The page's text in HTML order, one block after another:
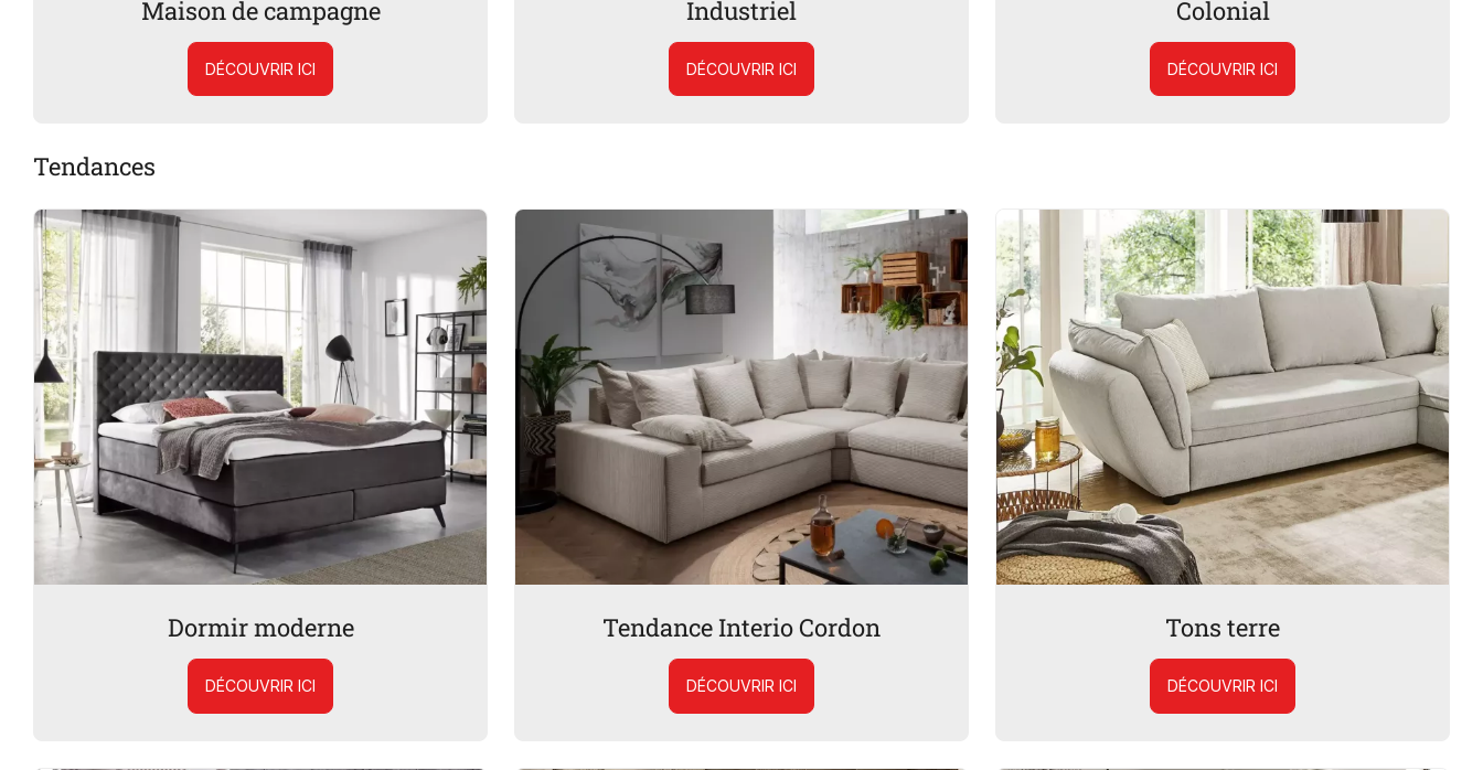
Maison de campagne
DÉCOUVRIR ICI
Industriel
DÉCOUVRIR ICI
Colonial
DÉCOUVRIR ICI
Tendances
Dormir moderne
DÉCOUVRIR ICI
Tendance Interio Cordon
DÉCOUVRIR ICI
Tons terre
DÉCOUVRIR ICI